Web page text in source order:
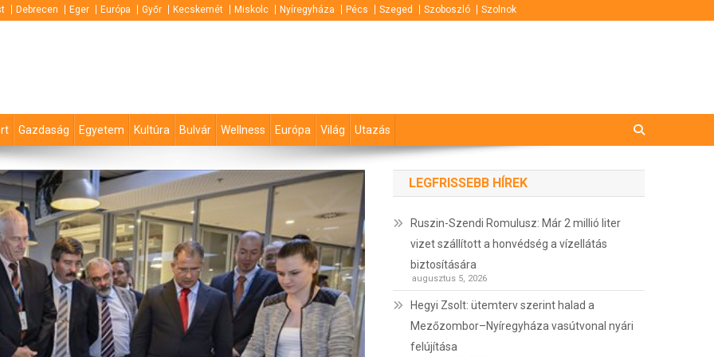
Debrecen Eger Európa Győr Kecskemét Miskolc Nyíregyháza Pécs Szeged Szoboszló Szolnok
Gazdaság Egyetem Kultúra Bulvár Wellness Európa Világ Utazás
LEGFRISSEBB HÍREK
Ruszin-Szendi Romulusz: Már 2 millió liter
vizet szállított a honvédség a vízellátás
biztosítására
augusztus 5, 2026
Hegyi Zsolt: ütemterv szerint halad a
Mezőzombor–Nyíregyháza vasútvonal nyári
felújítása